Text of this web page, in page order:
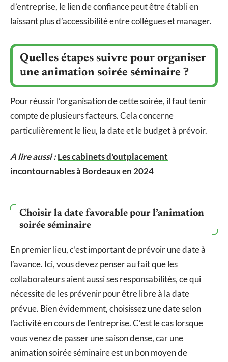
d’entreprise, le lien de confiance peut être établi en
laissant plus d’accessibilité entre collègues et manager.
Quelles étapes suivre pour organiser
une animation soirée séminaire ?
Pour réussir l’organisation de cette soirée, il faut tenir
compte de plusieurs facteurs. Cela concerne
particulièrement le lieu, la date et le budget à prévoir.
A lire aussi :Les cabinets d'outplacement
incontournables à Bordeaux en 2024
Choisir la date favorable pour l’animation
soirée séminaire
En premier lieu, c’est important de prévoir une date à
l’avance. Ici, vous devez penser au fait que les
collaborateurs aient aussi ses responsabilités, ce qui
nécessite de les prévenir pour être libre à la date
prévue. Bien évidemment, choisissez une date selon
l’activité en cours de l’entreprise. C’est le cas lorsque
vous venez de passer une saison dense, car une
animation soirée séminaire est un bon moyen de